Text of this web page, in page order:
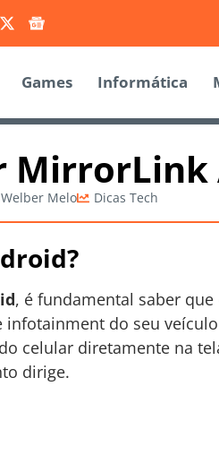
Games Informática
MirrorLink
Welber Melo Dicas Tech
, é fundamental saber
do seu
celular diretamente na
dirige.